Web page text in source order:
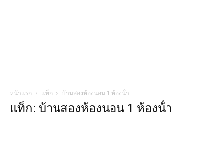
หน้าแรก แท็ก บ้านสองห้องนอน 1 ห้องน้ํา
แท็ก: บ้านสองห้องนอน 1 ห้องน้ํา